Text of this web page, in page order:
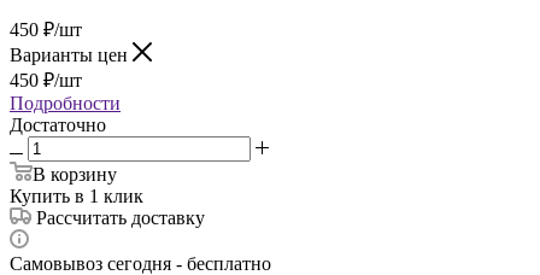
450 ₽/шт
Варианты цен
450 ₽/шт
Подробности
Достаточно
В корзину
Купить в 1 клик
Рассчитать доставку
Самовывоз сегодня - бесплатно